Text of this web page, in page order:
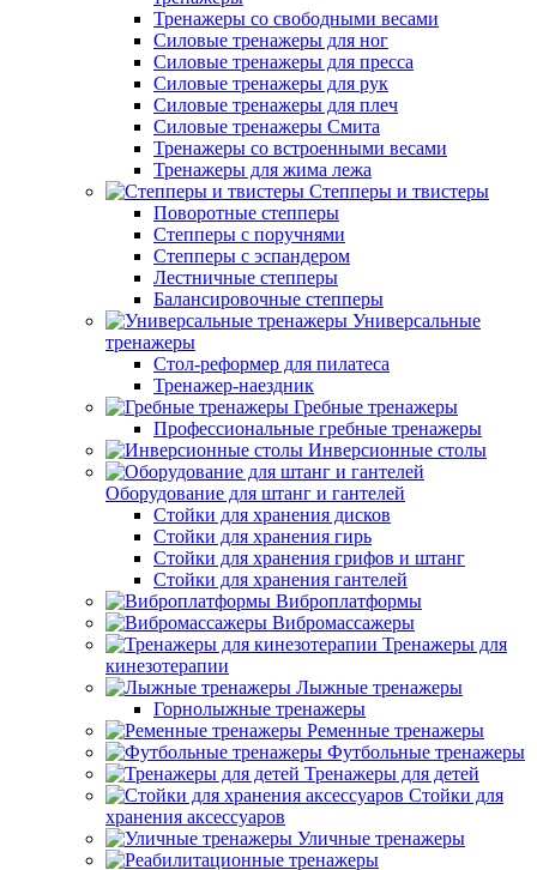
Тренажеры со свободными весами
Силовые тренажеры для ног
Силовые тренажеры для пресса
Силовые тренажеры для рук
Силовые тренажеры для плеч
Силовые тренажеры Смита
Тренажеры со встроенными весами
Тренажеры для жима лежа
Степперы и твистеры
Поворотные степперы
Степперы с поручнями
Степперы с эспандером
Лестничные степперы
Балансировочные степперы
Универсальные
тренажеры
Стол-реформер для пилатеса
Тренажер-наездник
Гребные тренажеры
Профессиональные гребные тренажеры
Инверсионные столы
Оборудование для штанг и гантелей
Стойки для хранения дисков
Стойки для хранения гирь
Стойки для хранения грифов и штанг
Стойки для хранения гантелей
Виброплатформы
Вибромассажеры
Тренажеры для
кинезотерапии
Лыжные тренажеры
Горнолыжные тренажеры
Ременные тренажеры
Футбольные тренажеры
Тренажеры для детей
Стойки для
хранения аксессуаров
Уличные тренажеры